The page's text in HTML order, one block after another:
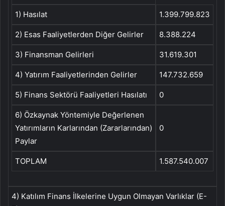
1) Hasılat 1.399.799.823
2) Esas Faaliyetlerden Diğer Gelirler 8.388.224
3) Finansman Gelirleri 31.619.301
4) Yatırım Faaliyetlerinden Gelirler 147.732.659
5) Finans Sektörü Faaliyetleri Hasılatı 0
6) Özkaynak Yöntemiyle Değerlenen
Yatırımların Karlarından (Zararlarından)
Paylar
0
TOPLAM 1.587.540.007
4) Katılım Finans İlkelerine Uygun Olmayan Varlıklar (E-